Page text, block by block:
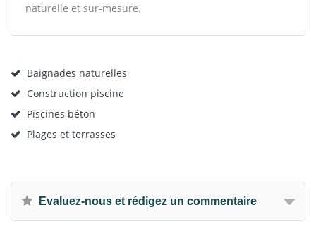
naturelle et sur-mesure.
Baignades naturelles
Construction piscine
Piscines béton
Plages et terrasses
Evaluez-nous et rédigez un commentaire